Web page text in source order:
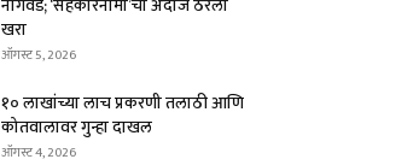
खरा
ऑगस्ट 5, 2026
१० लाखांच्या लाच प्रकरणी तलाठी आणि
कोतवालावर गुन्हा दाखल
ऑगस्ट 4, 2026